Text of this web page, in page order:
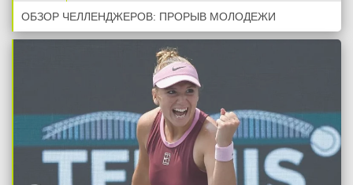
ОБЗОР ЧЕЛЛЕНДЖЕРОВ: ПРОРЫВ МОЛОДЕЖИ